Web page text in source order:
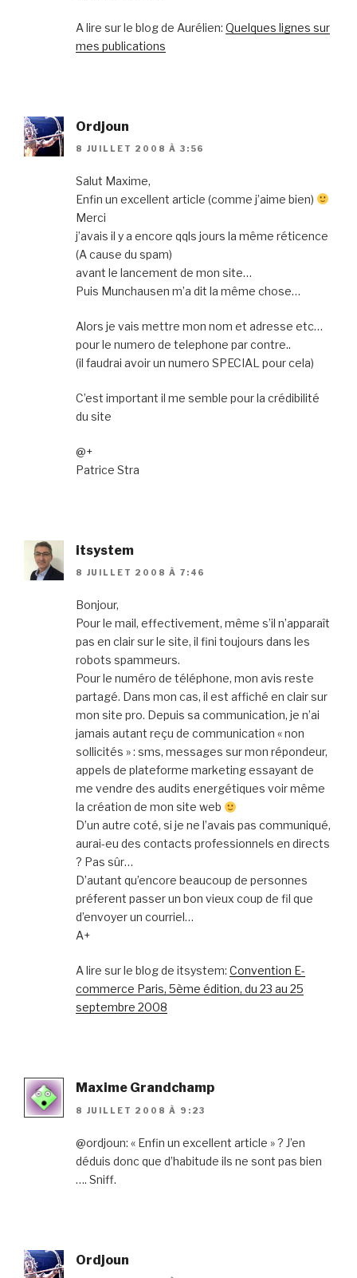
A lire sur le blog de Aurélien: Quelques lignes sur
mes publications
Ordjoun
8 JUILLET 2008 À 3:56
Salut Maxime,
Enfin un excellent article (comme j’aime bien)
Merci
j’avais il y a encore qqls jours la même réticence
(A cause du spam)
avant le lancement de mon site…
Puis Munchausen m’a dit la même chose…
Alors je vais mettre mon nom et adresse etc…
pour le numero de telephone par contre..
(il faudrai avoir un numero SPECIAL pour cela)
C’est important il me semble pour la crédibilité
du site
@+
Patrice Stra
itsystem
8 JUILLET 2008 À 7:46
Bonjour,
Pour le mail, effectivement, même s’il n’apparaît
pas en clair sur le site, il fini toujours dans les
robots spammeurs.
Pour le numéro de téléphone, mon avis reste
partagé. Dans mon cas, il est affiché en clair sur
mon site pro. Depuis sa communication, je n’ai
jamais autant reçu de communication « non
sollicités » : sms, messages sur mon répondeur,
appels de plateforme marketing essayant de
me vendre des audits energétiques voir même
la création de mon site web
D’un autre coté, si je ne l’avais pas communiqué,
aurai-eu des contacts professionnels en directs
? Pas sûr…
D’autant qu’encore beaucoup de personnes
préferent passer un bon vieux coup de fil que
d’envoyer un courriel…
A+
A lire sur le blog de itsystem: Convention E-
commerce Paris, 5ème édition, du 23 au 25
septembre 2008
Maxime Grandchamp
8 JUILLET 2008 À 9:23
@ordjoun: « Enfin un excellent article » ? J’en
déduis donc que d’habitude ils ne sont pas bien
…. Sniff.
Ordjoun